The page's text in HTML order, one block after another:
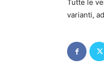
Tutte le
varianti,